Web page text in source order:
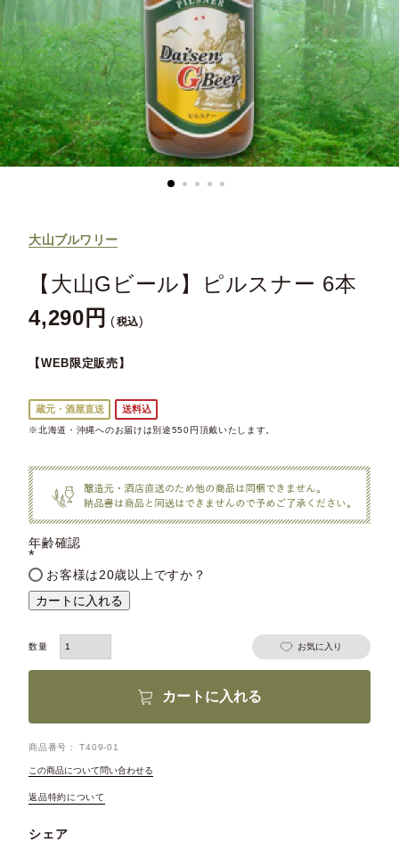
大山ブルワリー
【大山Gビール】ピルスナー 6本
4,290 税込
【WEB限定販売】
蔵元・酒屋直送 送料込
※北海道・沖縄へのお届けは別途550円頂戴いたします。
年齢確認
(必
須) お客様は20歳以上ですか？
カートに入れる
お気に入り
カートに入れる
商品番号 T409-01
この商品について問い合わせる
返品特約について
シェア